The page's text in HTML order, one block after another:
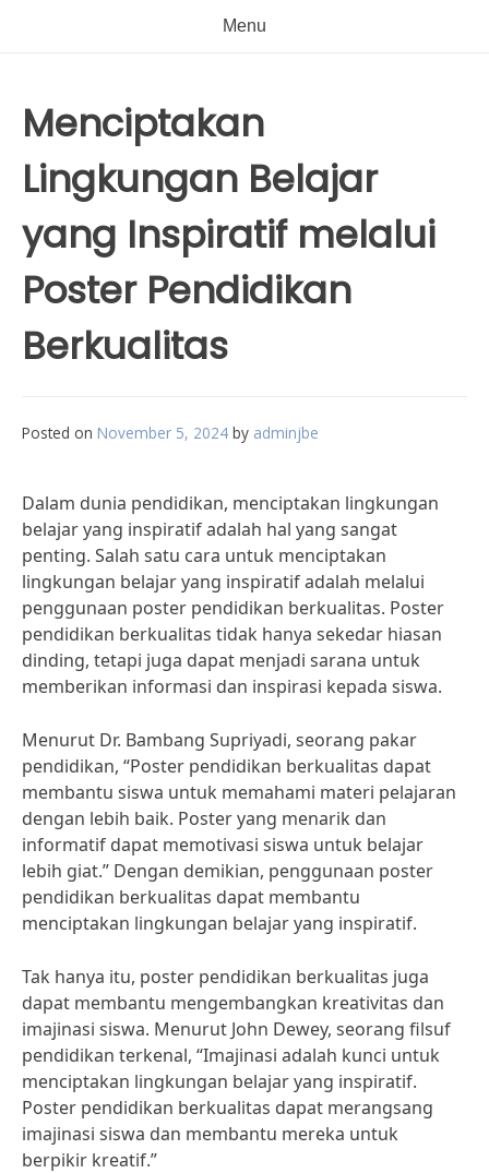
Menu
Menciptakan
Lingkungan Belajar
yang Inspiratif melalui
Poster Pendidikan
Berkualitas
Posted on November 5, 2024 by adminjbe
Dalam dunia pendidikan, menciptakan lingkungan
belajar yang inspiratif adalah hal yang sangat
penting. Salah satu cara untuk menciptakan
lingkungan belajar yang inspiratif adalah melalui
penggunaan poster pendidikan berkualitas. Poster
pendidikan berkualitas tidak hanya sekedar hiasan
dinding, tetapi juga dapat menjadi sarana untuk
memberikan informasi dan inspirasi kepada siswa.
Menurut Dr. Bambang Supriyadi, seorang pakar
pendidikan, “Poster pendidikan berkualitas dapat
membantu siswa untuk memahami materi pelajaran
dengan lebih baik. Poster yang menarik dan
informatif dapat memotivasi siswa untuk belajar
lebih giat.” Dengan demikian, penggunaan poster
pendidikan berkualitas dapat membantu
menciptakan lingkungan belajar yang inspiratif.
Tak hanya itu, poster pendidikan berkualitas juga
dapat membantu mengembangkan kreativitas dan
imajinasi siswa. Menurut John Dewey, seorang filsuf
pendidikan terkenal, “Imajinasi adalah kunci untuk
menciptakan lingkungan belajar yang inspiratif.
Poster pendidikan berkualitas dapat merangsang
imajinasi siswa dan membantu mereka untuk
berpikir kreatif.”